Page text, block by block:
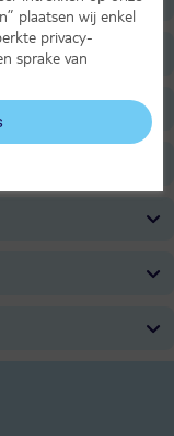
plaatsen wij enkel
privacy-
sprake van